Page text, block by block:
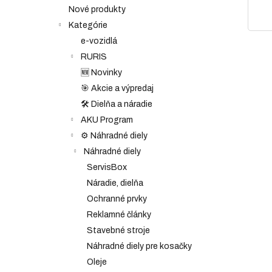
Nové produkty
Kategórie
e-vozidlá
RURIS
🆕 Novinky
🎯 Akcie a výpredaj
🛠️ Dielňa a náradie
AKU Program
⚙️ Náhradné diely
Náhradné diely
ServisBox
Náradie, dielňa
Ochranné prvky
Reklamné články
Stavebné stroje
Náhradné diely pre kosačky
Oleje